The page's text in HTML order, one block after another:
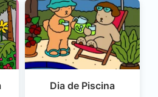
Dia de Piscina